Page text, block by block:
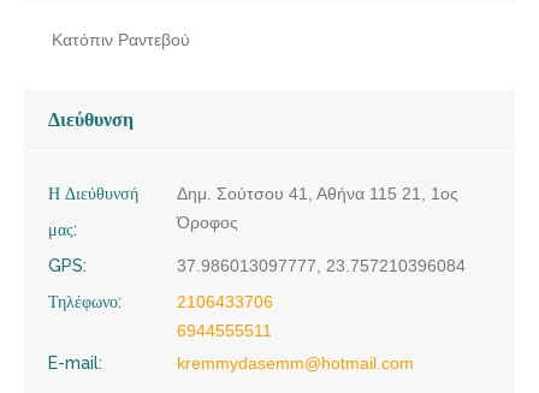
Κατόπιν Ραντεβού
Διεύθυνση
Η Διεύθυνσή
μας:
Δημ. Σούτσου 41, Αθήνα 115 21, 1ος
Όροφος
GPS:
37.986013097777, 23.757210396084
Τηλέφωνο:
2106433706
6944555511
E-mail:
kremmydasemm@hotmail.com